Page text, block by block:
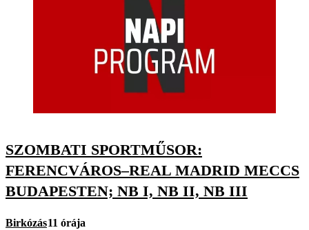
SZOMBATI SPORTMŰSOR:
FERENCVÁROS–REAL MADRID MECCS
BUDAPESTEN; NB I, NB II, NB III
Birkózás11 órája